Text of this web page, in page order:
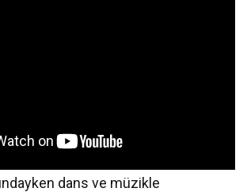
dans ve müzikle